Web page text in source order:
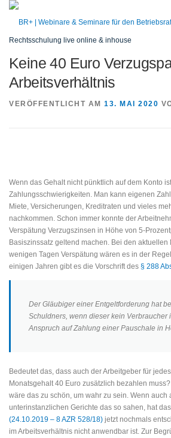
Zum
Rechtsschulung live online & inhouse
START SEMINARE
Keine 40 Euro
Arbeitsverhältnis
VERÖFFENTLICHT AM 13. MAI 2020
Wenn das Gehalt nicht pünktlich auf dem Konto
Zahlungsschwierigkeiten. Man kann eigenen
Miete, Versicherungen, Kreditraten und vieles
nachkommen. Schon immer konnte der
Verspätung Verzugszinsen in Höhe von 5-
Basiszinssatz geltend machen. Bei den
wenigen Tagen Verspätung wären es in der
einigen Jahren gibt es die Vorschrift des § 288
Der Gläubiger einer Entgeltforderung hat
Schuldners, wenn dieser kein Verbraucher
Anspruch auf Zahlung einer Pauschale in
Bedeutet das, dass auch der Arbeitgeber für
Monatsgehalt 40 Euro zusätzlich bezahlen
wäre das zu schön, um wahr zu sein. Wenn auch
unterinstanzlichen Gerichte das so sahen, hat
(24.10.2019 – 8 AZR 528/18) jetzt nochmals
im Arbeitsverhältnis nicht anwendbar ist. Zur